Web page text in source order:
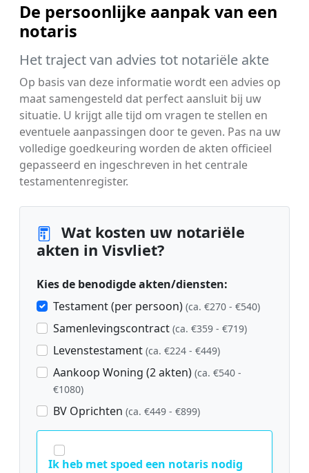
De persoonlijke aanpak van een
notaris
Het traject van advies tot notariële akte
Op basis van deze informatie wordt een advies op
maat samengesteld dat perfect aansluit bij uw
situatie. U krijgt alle tijd om vragen te stellen en
eventuele aanpassingen door te geven. Pas na uw
volledige goedkeuring worden de akten officieel
gepasseerd en ingeschreven in het centrale
testamentenregister.
Wat kosten uw notariële
akten in Visvliet?
Kies de benodigde akten/diensten:
Testament (per persoon) (ca. €270 - €540)
Samenlevingscontract (ca. €359 - €719)
Levenstestament (ca. €224 - €449)
Aankoop Woning (2 akten) (ca. €540 -
€1080)
BV Oprichten (ca. €449 - €899)
Ik heb met spoed een notaris nodig